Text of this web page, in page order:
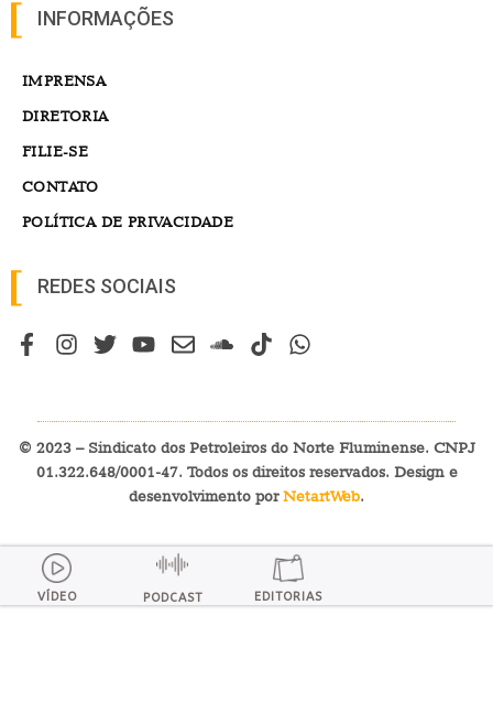
INFORMAÇÕES
IMPRENSA
DIRETORIA
FILIE-SE
CONTATO
POLÍTICA DE PRIVACIDADE
REDES SOCIAIS
© 2023 – Sindicato dos Petroleiros do Norte Fluminense. CNPJ
01.322.648/0001-47. Todos os direitos reservados. Design e
desenvolvimento porNetartWeb.
VÍDEO PODCAST EDITORIAS